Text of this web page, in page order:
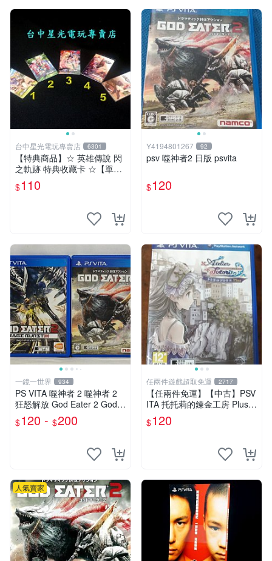
台中星光電玩專賣店 6301
【特典商品】☆ 英雄傳說 閃
之軌跡 特典收藏卡 ☆【單張
販售 可挑款】台中星光電玩
$110
Y4194801267 92
psv 噬神者2 日版 psvita
$120
一鏡一世界 934
PS VITA 噬神者 2 噬神者 2
狂怒解放 God Eater 2 God E
ater 2 Rage Burst
$120 - $200
任兩件遊戲超取免運 2717
【任兩件免運】【中古】PSV
ITA 托托莉的鍊金工房 Plus
亞蘭德的鍊金術士2 日文版
$120
人氣賣家